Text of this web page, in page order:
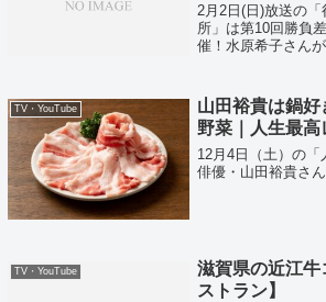
2月2日(日)放送の
所」は第10回勝負
催！水原希子さん
もち」、巨人の元
缶...
TV・YouTube
山田裕貴は鍋
野菜｜人生最高
12月4日（土）の
俳優・山田裕貴さ
TV・YouTube
滋賀県の近江牛
ストラン】